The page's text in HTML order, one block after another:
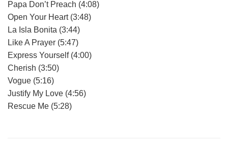
Papa Don’t Preach (4:08)
Open Your Heart (3:48)
La Isla Bonita (3:44)
Like A Prayer (5:47)
Express Yourself (4:00)
Cherish (3:50)
Vogue (5:16)
Justify My Love (4:56)
Rescue Me (5:28)